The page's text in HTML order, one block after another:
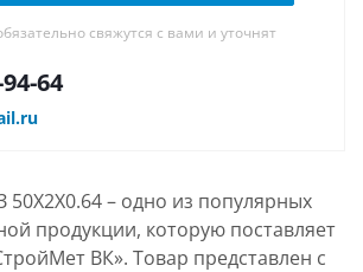
свяжутся с вами и уточнят
64
– одно из популярных
продукции, которую поставляет
ВК». Товар представлен с